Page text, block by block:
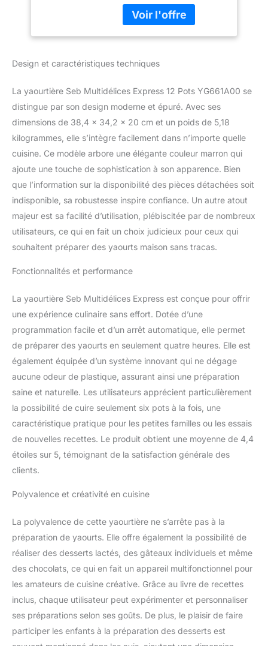
Design et caractéristiques techniques
La yaourtière Seb Multidélices Express 12 Pots YG661A00 se
distingue par son design moderne et épuré. Avec ses
dimensions de 38,4 x 34,2 x 20 cm et un poids de 5,18
kilogrammes, elle s’intègre facilement dans n’importe quelle
cuisine. Ce modèle arbore une élégante couleur marron qui
ajoute une touche de sophistication à son apparence. Bien
que l’information sur la disponibilité des pièces détachées soit
indisponible, sa robustesse inspire confiance. Un autre atout
majeur est sa facilité d’utilisation, plébiscitée par de nombreux
utilisateurs, ce qui en fait un choix judicieux pour ceux qui
souhaitent préparer des yaourts maison sans tracas.
Fonctionnalités et performance
La yaourtière Seb Multidélices Express est conçue pour offrir
une expérience culinaire sans effort. Dotée d’une
programmation facile et d’un arrêt automatique, elle permet
de préparer des yaourts en seulement quatre heures. Elle est
également équipée d’un système innovant qui ne dégage
aucune odeur de plastique, assurant ainsi une préparation
saine et naturelle. Les utilisateurs apprécient particulièrement
la possibilité de cuire seulement six pots à la fois, une
caractéristique pratique pour les petites familles ou les essais
de nouvelles recettes. Le produit obtient une moyenne de 4,4
étoiles sur 5, témoignant de la satisfaction générale des
clients.
Polyvalence et créativité en cuisine
La polyvalence de cette yaourtière ne s’arrête pas à la
préparation de yaourts. Elle offre également la possibilité de
réaliser des desserts lactés, des gâteaux individuels et même
des chocolats, ce qui en fait un appareil multifonctionnel pour
les amateurs de cuisine créative. Grâce au livre de recettes
inclus, chaque utilisateur peut expérimenter et personnaliser
ses préparations selon ses goûts. De plus, le plaisir de faire
participer les enfants à la préparation des desserts est